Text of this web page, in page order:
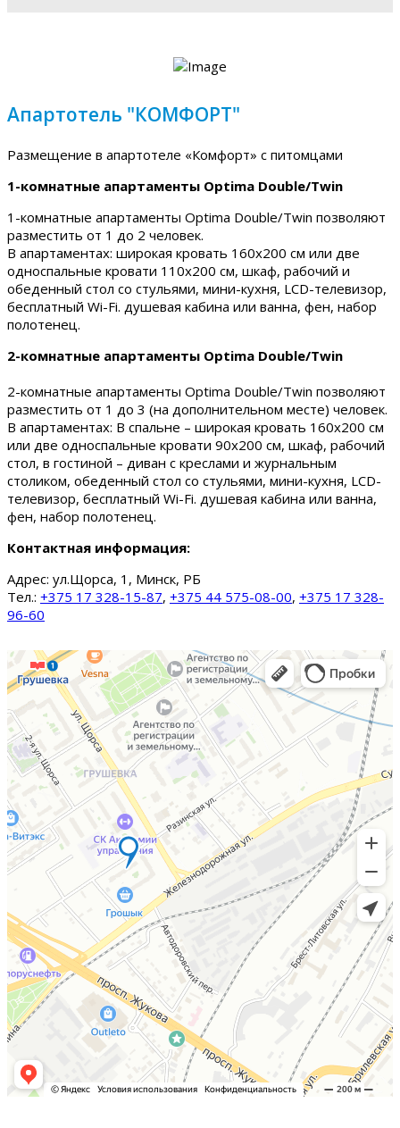
Апартотель "КОМФОРТ"
Размещение в апартотеле «Комфорт» с питомцами
1-комнатные апартаменты Optima Double/Twin
1-комнатные апартаменты Optima Double/Twin позволяют
разместить от 1 до 2 человек.
В апартаментах: широкая кровать 160х200 см или две
односпальные кровати 110х200 см, шкаф, рабочий и
обеденный стол со стульями, мини-кухня, LCD-телевизор,
бесплатный Wi-Fi. душевая кабина или ванна, фен, набор
полотенец.
2-комнатные апартаменты Optima Double/Twin
2-комнатные апартаменты Optima Double/Twin позволяют
разместить от 1 до 3 (на дополнительном месте) человек.
В апартаментах: В спальне – широкая кровать 160х200 см
или две односпальные кровати 90х200 см, шкаф, рабочий
стол, в гостиной – диван с креслами и журнальным
столиком, обеденный стол со стульями, мини-кухня, LCD-
телевизор, бесплатный Wi-Fi. душевая кабина или ванна,
фен, набор полотенец.
Контактная информация:
Адрес: ул.Щорса, 1, Минск, РБ
Тел.: +375 17 328-15-87, +375 44 575-08-00, +375 17 328-
96-60